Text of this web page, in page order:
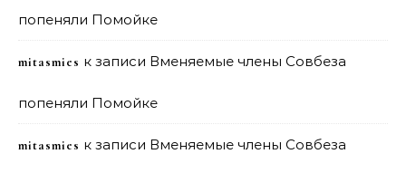
попеняли Помойке
mitasmies к записи Вменяемые члены Совбеза
попеняли Помойке
mitasmies к записи Вменяемые члены Совбеза